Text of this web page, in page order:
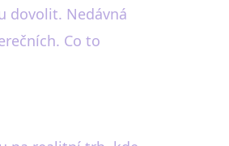
dovolit. Nedávná
Co to